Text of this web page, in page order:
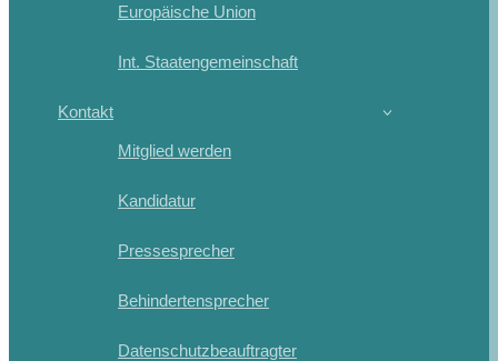
Europäische Union
Int. Staatengemeinschaft
Kontakt
Mitglied werden
Kandidatur
Pressesprecher
Behindertensprecher
Datenschutzbeauftragter